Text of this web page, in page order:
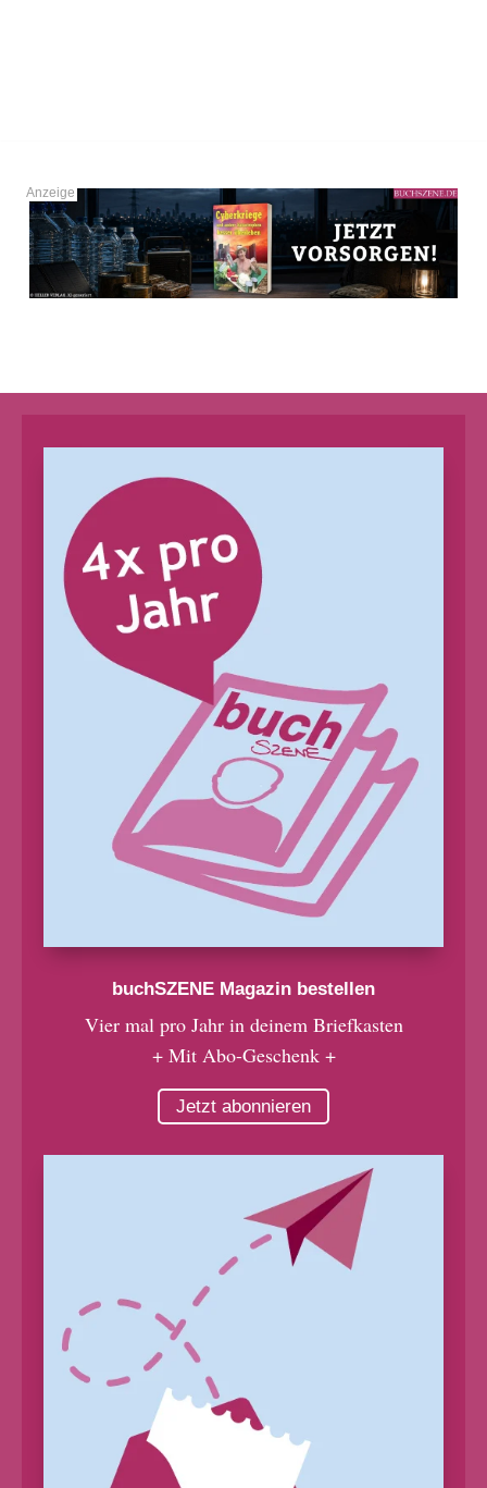
buchSZENE Magazin bestellen
Vier mal pro Jahr in deinem Briefkasten
+ Mit Abo-Geschenk +
Jetzt abonnieren